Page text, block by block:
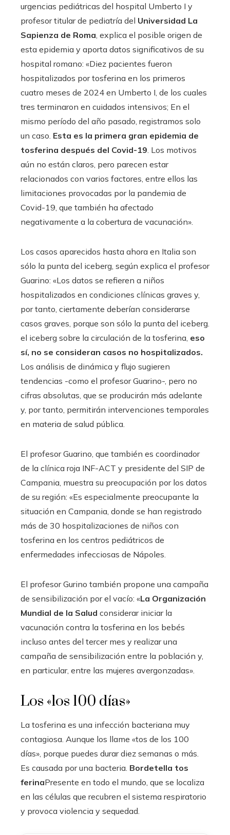
urgencias pediátricas del hospital Umberto I y
profesor titular de pediatría del Universidad La
Sapienza de Roma, explica el posible origen de
esta epidemia y aporta datos significativos de su
hospital romano: «Diez pacientes fueron
hospitalizados por tosferina en los primeros
cuatro meses de 2024 en Umberto I, de los cuales
tres terminaron en cuidados intensivos; En el
mismo período del año pasado, registramos solo
un caso. Esta es la primera gran epidemia de
tosferina después del Covid-19. Los motivos
aún no están claros, pero parecen estar
relacionados con varios factores, entre ellos las
limitaciones provocadas por la pandemia de
Covid-19, que también ha afectado
negativamente a la cobertura de vacunación».
Los casos aparecidos hasta ahora en Italia son
sólo la punta del iceberg, según explica el profesor
Guarino: «Los datos se refieren a niños
hospitalizados en condiciones clínicas graves y,
por tanto, ciertamente deberían considerarse
casos graves, porque son sólo la punta del iceberg.
el iceberg sobre la circulación de la tosferina, eso
sí, no se consideran casos no hospitalizados.
Los análisis de dinámica y flujo sugieren
tendencias -como el profesor Guarino-, pero no
cifras absolutas, que se producirán más adelante
y, por tanto, permitirán intervenciones temporales
en materia de salud pública.
El profesor Guarino, que también es coordinador
de la clínica roja INF-ACT y presidente del SIP de
Campania, muestra su preocupación por los datos
de su región: «Es especialmente preocupante la
situación en Campania, donde se han registrado
más de 30 hospitalizaciones de niños con
tosferina en los centros pediátricos de
enfermedades infecciosas de Nápoles.
El profesor Gurino también propone una campaña
de sensibilización por el vacío: «La Organización
Mundial de la Salud considerar iniciar la
vacunación contra la tosferina en los bebés
incluso antes del tercer mes y realizar una
campaña de sensibilización entre la población y,
en particular, entre las mujeres avergonzadas».
Los «los 100 días»
La tosferina es una infección bacteriana muy
contagiosa. Aunque los llame «tos de los 100
días», porque puedes durar diez semanas o más.
Es causada por una bacteria. Bordetella tos
ferinaPresente en todo el mundo, que se localiza
en las células que recubren el sistema respiratorio
y provoca violencia y sequedad.